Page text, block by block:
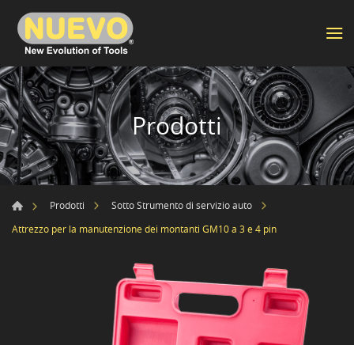
Prodotti
Prodotti
Sotto Strumento di servizio auto
Attrezzo per la manutenzione dei montanti GM10 a 3 e 4 pin